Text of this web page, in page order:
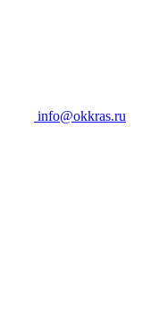
info@okkras.ru